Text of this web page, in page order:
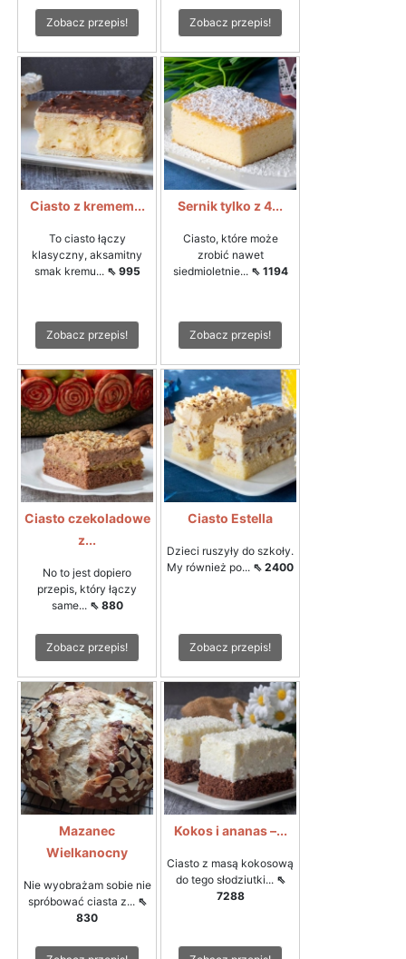
Zobacz przepis! Zobacz przepis!
Ciasto z kremem...
To ciasto łączy
klasyczny, aksamitny
smak kremu... ⇖ 995
Zobacz przepis!
Sernik tylko z 4...
Ciasto, które może
zrobić nawet
siedmioletnie... ⇖ 1194
Zobacz przepis!
Ciasto czekoladowe
z...
No to jest dopiero
przepis, który łączy
same... ⇖ 880
Zobacz przepis!
Ciasto Estella
Dzieci ruszyły do szkoły.
My również po... ⇖ 2400
Zobacz przepis!
Mazanec
Wielkanocny
Nie wyobrażam sobie nie
spróbować ciasta z... ⇖
830
Kokos i ananas –...
Ciasto z masą kokosową
do tego słodziutki... ⇖
7288